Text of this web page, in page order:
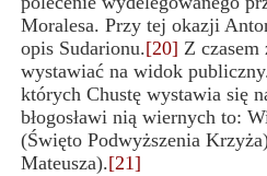
Moralesa. Przy tej okazji
opis Sudarionu.[20] Z czasem
wystawiać na widok
których Chustę wystawia się
błogosławi nią wiernych to:
(Święto Podwyższenia
Mateusza).[21]